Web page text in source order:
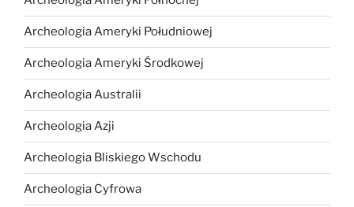
Archeologia Ameryki Południowej
Archeologia Ameryki Środkowej
Archeologia Australii
Archeologia Azji
Archeologia Bliskiego Wschodu
Archeologia Cyfrowa